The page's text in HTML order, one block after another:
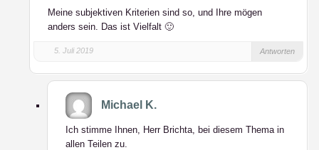
Meine subjektiven Kriterien sind so, und Ihre mögen
anders sein. Das ist Vielfalt 🙂
5. Juli 2019 Antworten
Michael K.
Ich stimme Ihnen, Herr Brichta, bei diesem Thema in
allen Teilen zu.